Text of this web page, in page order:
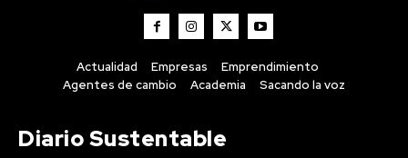
Actualidad Empresas
Emprendimiento
Agentes de cambio
Academia Sacando la voz
Diario Sustentable